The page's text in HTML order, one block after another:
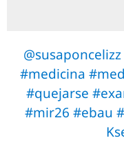
@susaponcelizz
#medicina #med
#quejarse
#mir26 #ebau